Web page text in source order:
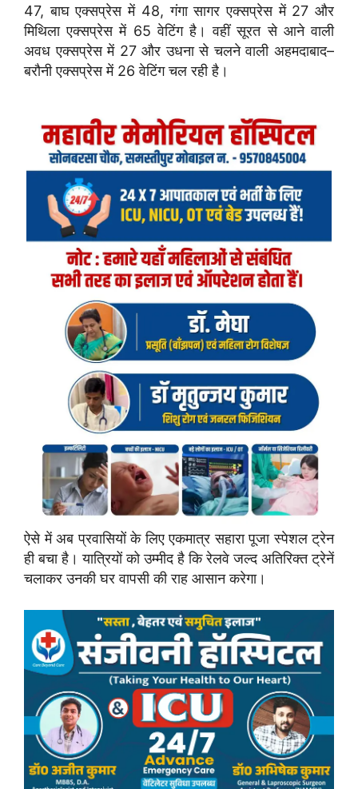
47, बाघ एक्सप्रेस में 48, गंगा सागर एक्सप्रेस में 27 और
मिथिला एक्सप्रेस में 65 वेटिंग है। वहीं सूरत से आने वाली
अवध एक्सप्रेस में 27 और उधना से चलने वाली अहमदाबाद–
बरौनी एक्सप्रेस में 26 वेटिंग चल रही है।
ऐसे में अब प्रवासियों के लिए एकमात्र सहारा पूजा स्पेशल ट्रेन
ही बचा है। यात्रियों को उम्मीद है कि रेलवे जल्द अतिरिक्त ट्रेनें
चलाकर उनकी घर वापसी की राह आसान करेगा।